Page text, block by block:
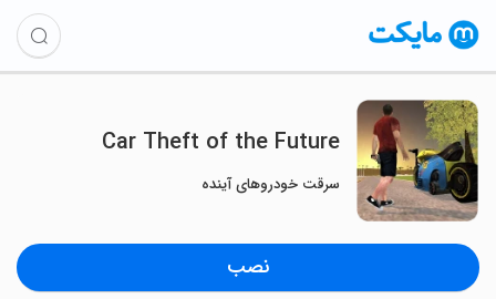
Car Theft of the Future
سرقت خودروهای آینده
نصب